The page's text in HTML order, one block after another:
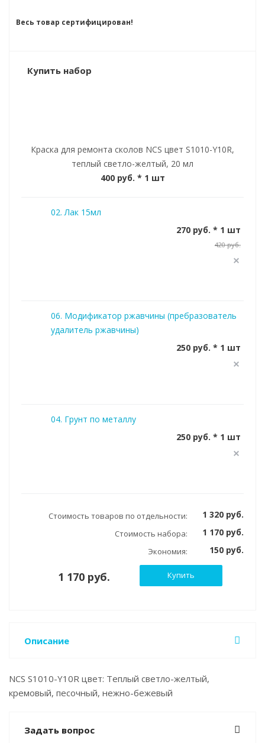
Весь товар сертифицирован!
Купить набор
Краска для ремонта сколов NCS цвет S1010-Y10R,
теплый светло-желтый, 20 мл
400 руб. * 1 шт
02. Лак 15мл
270 руб. * 1 шт
420 руб.
06. Модификатор ржавчины (пребразователь
удалитель ржавчины)
250 руб. * 1 шт
04. Грунт по металлу
250 руб. * 1 шт
Стоимость товаров по отдельности: 1 320 руб.
Стоимость набора: 1 170 руб.
Экономия: 150 руб.
1 170 руб. Купить
Описание
NCS S1010-Y10R цвет: Теплый светло-желтый,
кремовый, песочный, нежно-бежевый
Задать вопрос